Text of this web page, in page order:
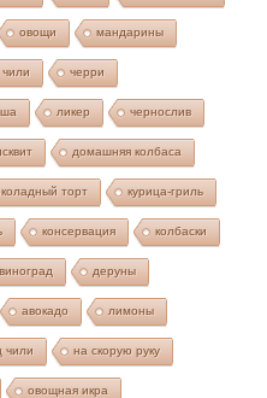
овощи мандарины
чили черри
ликер чернослив
домашняя колбаса
торт курица-гриль
консервация колбаски
виноград деруны
авокадо лимоны
чили на скорую руку
овощная икра